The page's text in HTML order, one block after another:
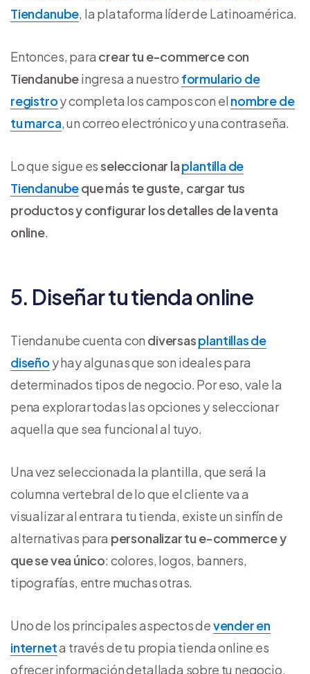
Tiendanube, la plataforma líder de Latinoamérica.
Entonces, para crear tu e-commerce con
Tiendanubeingresa a nuestro formulario de
registroy completa los campos con el nombre de
tu marca, un correo electrónico y una contraseña.
Lo que sigue esseleccionar laplantilla de
Tiendanubeque más te guste, cargar tus
productos y configurar los detalles de la venta
online.
5. Diseñar tu tienda online
Tiendanube cuenta con diversasplantillas de
diseño y hay algunas que son ideales para
determinados tipos de negocio. Por eso, vale la
pena explorar todas las opciones y seleccionar
aquella que sea funcional al tuyo.
Una vez seleccionada la plantilla, que será la
columna vertebral de lo que el cliente va a
visualizar al entrar a tu tienda, existe un sinfín de
alternativas para personalizar tu e-commerce y
que se vea único: colores, logos, banners,
tipografías, entre muchas otras.
Uno de los principales aspectos devender en
interneta través de tu propia tienda online es
ofrecer información detallada sobre tu negocio.